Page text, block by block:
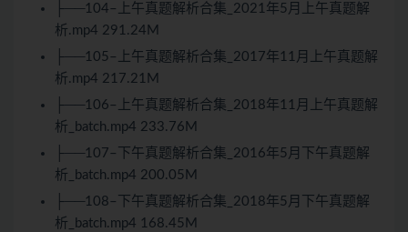
├──104–上午真题解析合集_2021年5月上午真题解
析.mp4 291.24M
├──105–上午真题解析合集_2017年11月上午真题解
析.mp4 217.21M
├──106–上午真题解析合集_2018年11月上午真题解
析_batch.mp4 233.76M
├──107–下午真题解析合集_2016年5月下午真题解
析_batch.mp4 200.05M
├──108–下午真题解析合集_2018年5月下午真题解
析_batch.mp4 168.45M